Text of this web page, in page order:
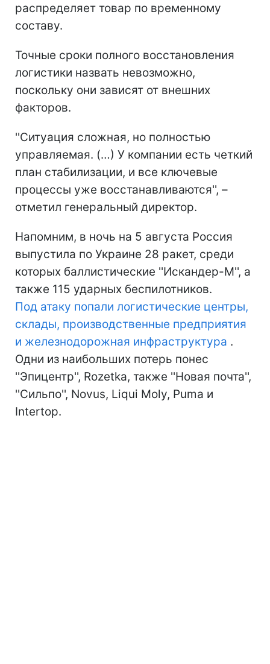
распределяет товар по временному
составу.
Точные сроки полного восстановления
логистики назвать невозможно,
поскольку они зависят от внешних
факторов.
''Ситуация сложная, но полностью
управляемая. (…) У компании есть четкий
план стабилизации, и все ключевые
процессы уже восстанавливаются'', –
отметил генеральный директор.
Напомним, в ночь на 5 августа Россия
выпустила по Украине 28 ракет, среди
которых баллистические ''Искандер-М'', а
также 115 ударных беспилотников.
Под атаку попали логистические центры,
склады, производственные предприятия
и железнодорожная инфраструктура .
Одни из наибольших потерь понес
''Эпицентр'', Rozetka, также ''Новая почта'',
''Сильпо'', Novus, Liqui Moly, Puma и
Intertop.